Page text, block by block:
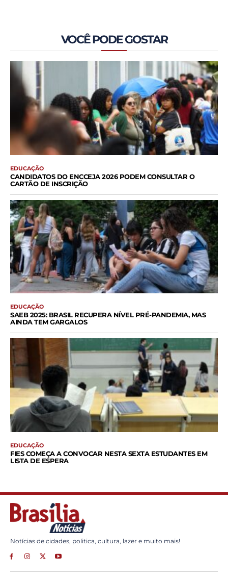
VOCÊ PODE GOSTAR
EDUCAÇÃO
CANDIDATOS DO ENCCEJA 2026 PODEM CONSULTAR O
CARTÃO DE INSCRIÇÃO
EDUCAÇÃO
SAEB 2025: BRASIL RECUPERA NÍVEL PRÉ-PANDEMIA, MAS
AINDA TEM GARGALOS
EDUCAÇÃO
FIES COMEÇA A CONVOCAR NESTA SEXTA ESTUDANTES EM
LISTA DE ESPERA
Notícias de cidades, politica, cultura, lazer e muito mais!